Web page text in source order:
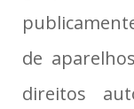
de
direitos